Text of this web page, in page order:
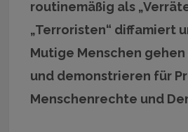
routinemäßig als
„Terroristen“ diffamiert
Mutige Menschen
und demonstrieren für
Menschenrechte und